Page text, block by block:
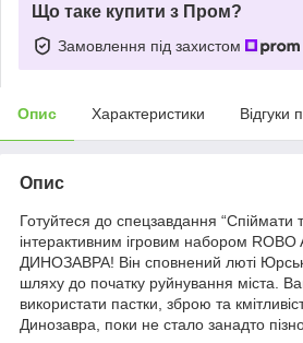
Що таке купити з Пром?
Замовлення під захистом
Опис Характеристики Відгуки
Опис
Готуйтеся до спецзавдання “Спіймати
інтерактивним ігровим набором
ДИНОЗАВРА! Він сповнений люті
шляху до початку руйнування міста.
використати пастки, зброю та
Динозавра, поки не стало занадто